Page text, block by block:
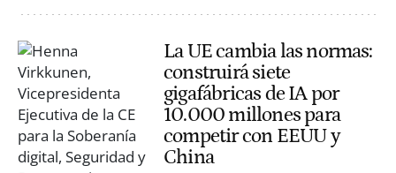
La UE cambia las normas:
construirá siete
gigafábricas de IA por
10.000 millones para
competir con EEUU y
China